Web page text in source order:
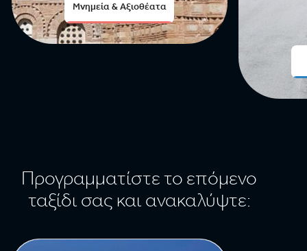
Μνημεία & Αξιοθέατα
Προγραμματίστε το επόμενο
ταξίδι σας και ανακαλύψτε: